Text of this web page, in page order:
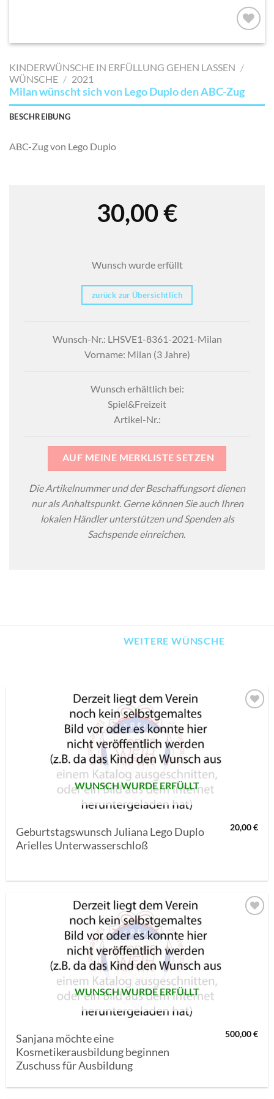
AUF MEINE
SETZEN
KINDERWÜNSCHE IN ERFÜLLUNG GEHEN LASSEN /
WÜNSCHE / 2021
Milan wünscht sich von Lego Duplo den ABC-Zug
BESCHREIBUNG
ABC-Zug von Lego Duplo
30,00€
Wunsch wurde erfüllt
zurück zur Übersichtlich
Wunsch-Nr.: LHSVE1-8361-2021-Milan
Vorname: Milan (3 Jahre)
Wunsch erhältlich bei:
Spiel&Freizeit
Artikel-Nr.:
AUF MEINE MERKLISTE SETZEN
Die Artikelnummer und der Beschaffungsort dienen
nur als Anhaltspunkt. Gerne können Sie auch Ihren
lokalen Händler unterstützen und Spenden als
Sachspende einreichen.
WEITERE WÜNSCHE
WUNSCH WURDE ERFÜLLT
Geburtstagswunsch Juliana Lego Duplo
Arielles Unterwasserschloß
20,00€
WUNSCH WURDE ERFÜLLT
Sanjana möchte eine
Kosmetikerausbildung beginnen
Zuschuss für Ausbildung
500,00€